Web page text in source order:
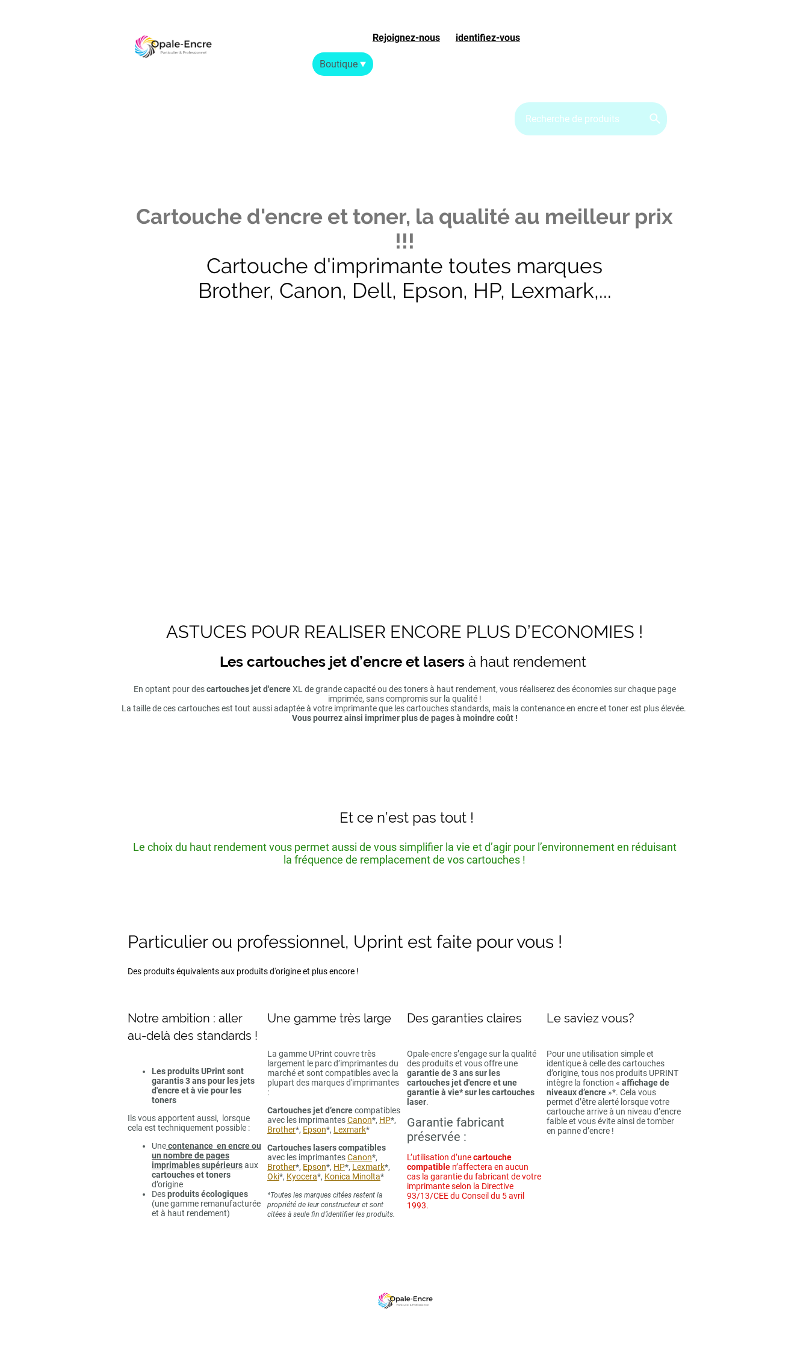
Rejoignez-nousou identifiez-vous
Boutique
Cartouche d'encre et toner, la qualité au meilleur prix
!!!
Cartouche d'imprimante toutes marques
Brother, Canon, Dell, Epson, HP, Lexmark,...
ASTUCES POUR REALISER ENCORE PLUS D’ECONOMIES !
Les cartouches jet d’encre et lasersà haut rendement
En optant pour descartouches jet d'encreXL de grande capacité ou des toners à haut rendement, vous réaliserez des économies sur chaque page
imprimée, sans compromis sur la qualité !
La taille de ces cartouches est tout aussi adaptée à votre imprimante que les cartouches standards, mais la contenance en encre et toner est plus élevée.
Vous pourrez ainsi imprimer plus de pages à moindre coût !
Et ce n’est pas tout !
Le choix du haut rendement vous permet aussi de vous simplifier la vie et d’agir pour l’environnement en réduisant
la fréquence de remplacement de vos cartouches !
Particulier ou professionnel, Uprint est faite pour vous !
Des produits équivalents aux produits d'origine et plus encore !
Notre ambition : aller
au-delà des standards !
Les produits UPrint sont
garantis 3 ans pour les jets
d'encre et à vie pour les
toners
Ils vous apportent aussi, lorsque
cela est techniquement possible :
Unecontenance en encre ou
un nombre de pages
imprimables supérieursaux
cartouches et toners
d’origine
Desproduits écologiques
(une gamme remanufacturée
et à haut rendement)
Une gamme très large
La gamme UPrint couvre très
largement le parc d’imprimantes du
marché et sont compatibles avec la
plupart des marques d'imprimantes
:
Cartouches jet d’encrecompatibles
avec les imprimantesCanon*, HP*,
Brother*, Epson*, Lexmark*
Cartouches lasers compatibles
avec les imprimantesCanon*,
Brother*, Epson*, HP*, Lexmark*,
Oki*, Kyocera*, Konica Minolta*
*Toutes les marques citées restent la
propriété de leur constructeur et sont
citées à seule fin d’identifier les produits.
Des garanties claires
Opale-encre s’engage sur la qualité
des produits et vous offre une
garantie de 3 ans sur les
cartouches jet d'encre et une
garantie à vie* sur les cartouches
laser.
Garantie fabricant
préservée :
L’utilisation d’unecartouche
compatible n’affectera en aucun
cas la garantie du fabricant de votre
imprimante selon la Directive
93/13/CEE du Conseil du 5 avril
1993.
Le saviez vous?
Pour une utilisation simple et
identique à celle des cartouches
d’origine, tous nos produits UPRINT
intègre la fonction « affichage de
niveaux d’encre »*. Cela vous
permet d’être alerté lorsque votre
cartouche arrive à un niveau d’encre
faible et vous évite ainsi de tomber
en panne d’encre !